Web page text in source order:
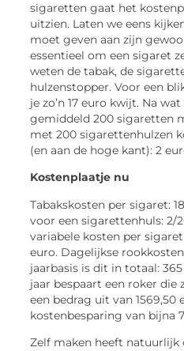
sigaretten gaat het
uitzien. Laten we eens
moet geven aan zijn
essentieel om een sigaret
weten de tabak, de
hulzenstopper. Voor een
je zo’n 17 euro kwijt. Na
gemiddeld 200 sigaretten
met 200 sigarettenhulzen
(en aan de hoge kant): 2
Kostenplaatje nu
Tabakskosten per sigaret:
voor een sigarettenhuls: 2/
variabele kosten per
euro. Dagelijkse
jaarbasis is dit in totaal: 365
jaar bespaart een roker die
een bedrag uit van 1569,50
kostenbesparing van bijna
Zelf maken heeft